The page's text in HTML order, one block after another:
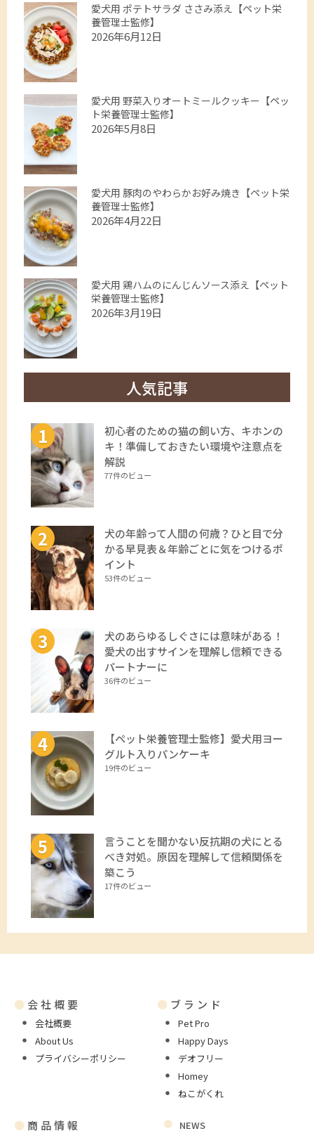
愛犬用 ポテトサラダ ささみ添え【ペット栄
養管理士監修】
2026年6月12日
愛犬用 野菜入りオートミールクッキー【ペッ
ト栄養管理士監修】
2026年5月8日
愛犬用 豚肉のやわらかお好み焼き【ペット栄
養管理士監修】
2026年4月22日
愛犬用 鶏ハムのにんじんソース添え【ペット
栄養管理士監修】
2026年3月19日
人気記事
初心者のための猫の飼い方、キホンの
キ！準備しておきたい環境や注意点を
解説
77件のビュー
犬の年齢って人間の何歳？ひと目で分
かる早見表＆年齢ごとに気をつけるポ
イント
53件のビュー
犬のあらゆるしぐさには意味がある！
愛犬の出すサインを理解し信頼できる
パートナーに
36件のビュー
【ペット栄養管理士監修】愛犬用ヨー
グルト入りパンケーキ
19件のビュー
言うことを聞かない反抗期の犬にとる
べき対処。原因を理解して信頼関係を
築こう
17件のビュー
● 会社概要
会社概要
About Us
プライバシーポリシー
● ブランド
Pet Pro
Happy Days
デオフリー
Homey
ねこがくれ
● 商品情報 NEWS